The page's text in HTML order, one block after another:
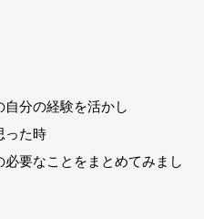
分の経験を活かし
った時
要なことをまとめてみまし